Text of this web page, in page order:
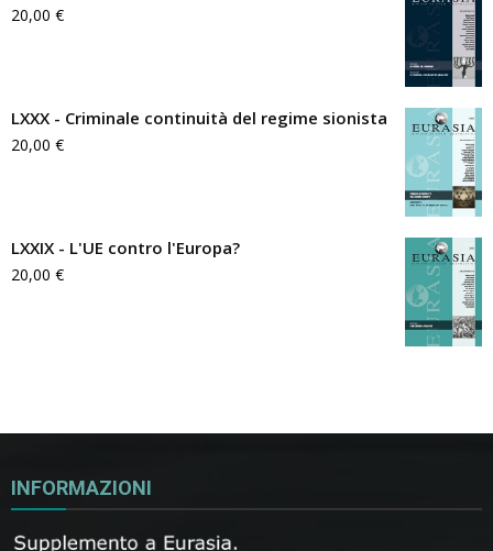
20,00 €
LXXX - Criminale continuità del regime sionista
20,00 €
LXXIX - L'UE contro l'Europa?
20,00 €
INFORMAZIONI